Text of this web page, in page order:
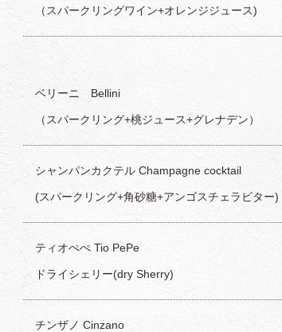
（スパークリングワイン+オレンジジュース)
ベリーニ Bellini
（スパークリング+桃ジュース+グレナデン）
シャンパンカクテル Champagne cocktail
(スパークリング+角砂糖+アンゴスチェラビター)
ティオぺぺ Tio PePe
ドライシェリー(dry Sherry)
チンザノ Cinzano